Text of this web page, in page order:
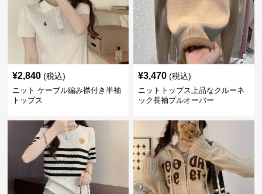
¥2,840 (税込)
ニット ケーブル編み襟付き半袖
トップス
¥3,470 (税込)
ニットトップス上品なクルーネ
ック長袖プルオーバー